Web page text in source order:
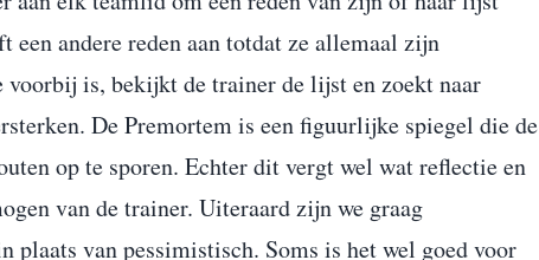
een andere reden aan totdat ze allemaal zijn
voorbij is, bekijkt de trainer de lijst en zoekt naar
De Premortem is een figuurlijke spiegel die de
op te sporen. Echter dit vergt wel wat reflectie en
van de trainer. Uiteraard zijn we graag
plaats van pessimistisch. Soms is het wel goed voor